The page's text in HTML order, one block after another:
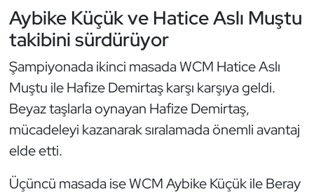
Aybike Küçük ve Hatice Aslı Muştu
takibini sürdürüyor
Şampiyonada ikinci masada WCM Hatice Aslı
Muştu ile Hafize Demirtaş karşı karşıya geldi.
Beyaz taşlarla oynayan Hafize Demirtaş,
mücadeleyi kazanarak sıralamada önemli avantaj
elde etti.
Üçüncü masada ise WCM Aybike Küçük ile Beray
Modern Pentatlon
Motor Sporları
Muay Thai
Okçuluk